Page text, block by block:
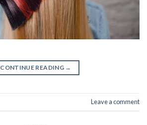
CONTINUE READING →
Leave a comment